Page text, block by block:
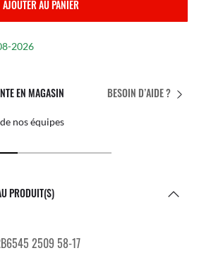
AJOUTER AU PANIER
2026
BESOIN D’AIDE ?
EN MAGASIN
nos équipes
PRODUIT(S)
2509 58-17